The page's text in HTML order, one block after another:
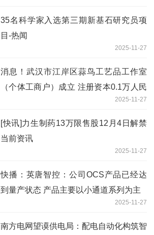
35名科学家入选第三期新基石研究员项
目-热闻
2025-11-27
消息！武汉市江岸区蒜鸟工艺品工作室
（个体工商户）成立 注册资本0.1万人民
2025-11-27
[快讯]力生制药13万限售股12月4日解禁
当前资讯
2025-11-27
快播：英唐智控：公司OCS产品已经达
到量产状态 产品主要以小通道系列为主
2025-11-27
南方电网望谟供电局：配电自动化构筑智